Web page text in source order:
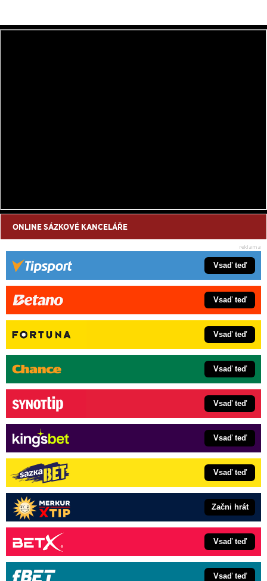
ONLINE SÁZKOVÉ KANCELÁŘE
Vsaď teď
Vsaď teď
Vsaď teď
Vsaď teď
Vsaď teď
Vsaď teď
Vsaď teď
Začni hrát
Vsaď teď
Vsaď teď